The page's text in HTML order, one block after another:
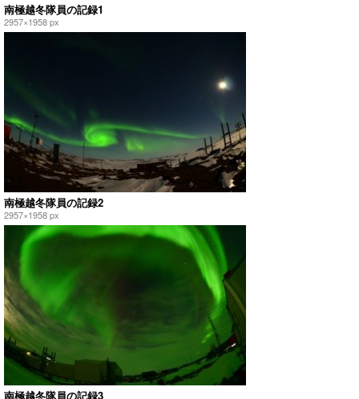
南極越冬隊員の記録1
2957×1958 px
南極越冬隊員の記録2
2957×1958 px
南極越冬隊員の記録3